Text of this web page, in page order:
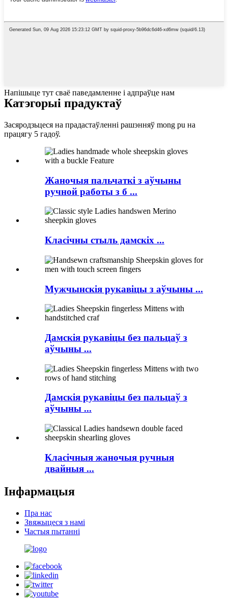
Напішыце тут сваё паведамленне і адпраўце нам
Катэгорыі прадуктаў
Засяродзьцеся на прадастаўленні рашэнняў mong pu на
працягу 5 гадоў.
Жаночыя пальчаткі з аўчыны
ручной работы з б ...
Класічны стыль дамскіх ...
Мужчынскія рукавіцы з аўчыны ...
Дамскія рукавіцы без пальцаў з
аўчыны ...
Дамскія рукавіцы без пальцаў з
аўчыны ...
Класічныя жаночыя ручныя
двайныя ...
Інфармацыя
Пра нас
Звяжыцеся з намі
Частыя пытанні